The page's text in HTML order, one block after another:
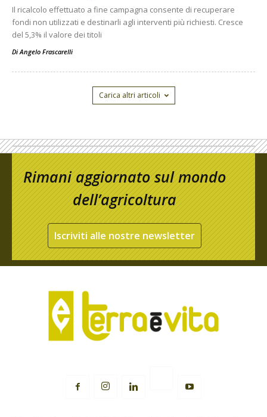
Il ricalcolo effettuato a fine campagna consente di recuperare
fondi non utilizzati e destinarli agli interventi più richiesti. Cresce
del 5,3% il valore dei titoli
DiAngelo Frascarelli
Carica altri articoli
Rimani aggiornato sul mondo
dell’agricoltura
Iscriviti alle nostre newsletter